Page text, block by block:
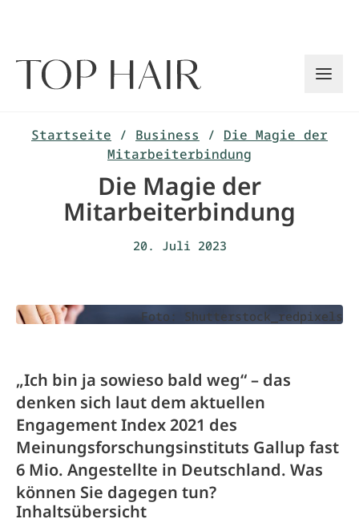
Startseite / Business / Die Magie der
Mitarbeiterbindung
Die Magie der
Mitarbeiterbindung
20. Juli 2023
Foto: Shutterstock_redpixels
„Ich bin ja sowieso bald weg“ – das
denken sich laut dem aktuellen
Engagement Index 2021 des
Meinungsforschungsinstituts Gallup fast
6 Mio. Angestellte in Deutschland. Was
können Sie dagegen tun?
Inhaltsübersicht